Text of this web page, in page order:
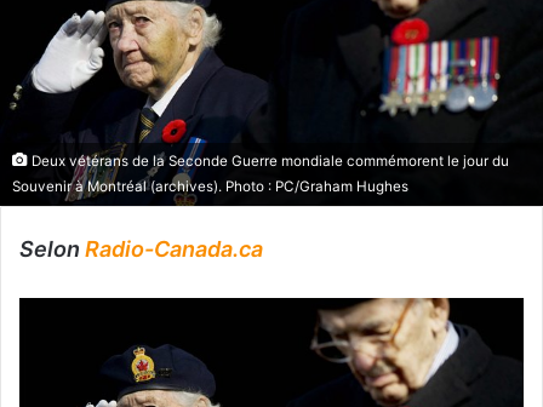
Deux vétérans de la Seconde Guerre mondiale commémorent le jour du
Souvenir à Montréal (archives). Photo : PC/Graham Hughes
Selon Radio-Canada.ca